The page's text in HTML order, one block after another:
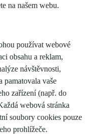
na našem webu.
používat webové
obsahu a reklam,
návštěvnosti,
pamatovala vaše
zařízení (např. do
webová stránka
soubory cookies pouze
prohlížeče.